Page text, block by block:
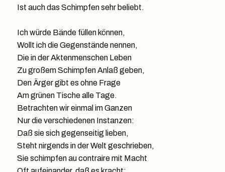
Ist auch das Schimpfen sehr beliebt.
Ich würde Bände füllen können,
Wollt ich die Gegenstände nennen,
Die in der Aktenmenschen Leben
Zu großem Schimpfen Anlaß geben,
Den Ärger gibt es ohne Frage
Am grünen Tische alle Tage.
Betrachten wir einmal im Ganzen
Nur die verschiedenen Instanzen:
Daß sie sich gegenseitig lieben,
Steht nirgends in der Welt geschrieben,
Sie schimpfen au contraire mit Macht